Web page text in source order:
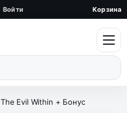
Войти Корзина
The Evil Within + Бонус